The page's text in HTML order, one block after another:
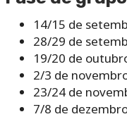
14/15 de
28/29 de
19/20 de
2/3 de
23/24 de
7/8 de